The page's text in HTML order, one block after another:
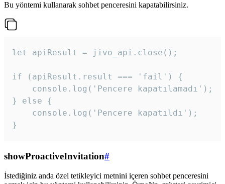
Bu yöntemi kullanarak sohbet penceresini kapatabilirsiniz.
let apiResult = jivo_api.close();
if (apiResult.result === 'fail') {
    console.log('Pencere kapatılamadı');
} else {
    console.log('Pencere kapatıldı');
}
showProactiveInvitation#
İstediğiniz anda özel tetikleyici metnini içeren sohbet penceresini